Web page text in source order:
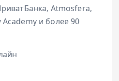
Atmosfera,
Academy и более 90